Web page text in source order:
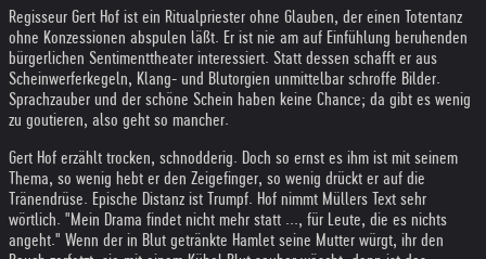
Regisseur Gert Hof ist ein Ritualpriester ohne Glauben, der einen Totentanz
ohne Konzessionen abspulen läßt. Er ist nie am auf Einfühlung beruhenden
bürgerlichen Sentimenttheater interessiert. Statt dessen schafft er aus
Scheinwerferkegeln, Klang- und Blutorgien unmittelbar schroffe Bilder.
Sprachzauber und der schöne Schein haben keine Chance; da gibt es wenig
zu goutieren, also geht so mancher.
Gert Hof erzählt trocken, schnodderig. Doch so ernst es ihm ist mit seinem
Thema, so wenig hebt er den Zeigefinger, so wenig drückt er auf die
Tränendrüse. Epische Distanz ist Trumpf. Hof nimmt Müllers Text sehr
wörtlich. "Mein Drama findet nicht mehr statt ..., für Leute, die es nichts
angeht." Wenn der in Blut getränkte Hamlet seine Mutter würgt, ihr den